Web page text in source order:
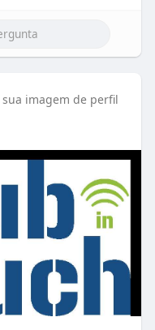
imagem de perfil